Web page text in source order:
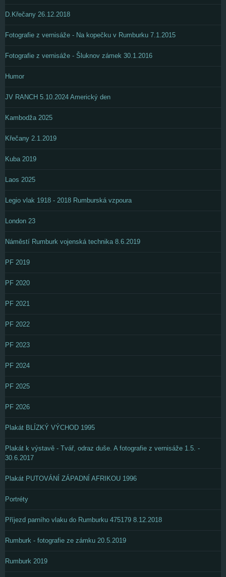
D.Křečany 26.12.2018
Fotografie z vernisáže - Na kopečku v Rumburku 7.1.2015
Fotografie z vernisáže - Šluknov zámek 30.1.2016
Humor
JV RANCH 5.10.2024 Americký den
Kambodža 2025
Křečany 2.1.2019
Kuba 2019
Laos 2025
Legio vlak 1918 - 2018 Rumburská vzpoura
London 23
Náměstí Rumburk vojenská technika 8.6.2019
PF 2019
PF 2020
PF 2021
PF 2022
PF 2023
PF 2024
PF 2025
PF 2026
Plakát BLÍZKÝ VÝCHOD 1995
Plakát k výstavě - Tvář, odraz duše. A fotografie z vernisáže 1.5. -
30.6.2017
Plakát PUTOVÁNÍ ZÁPADNÍ AFRIKOU 1996
Portréty
Příjezd parního vlaku do Rumburku 475179 8.12.2018
Rumburk - fotografie ze zámku 20.5.2019
Rumburk 2019